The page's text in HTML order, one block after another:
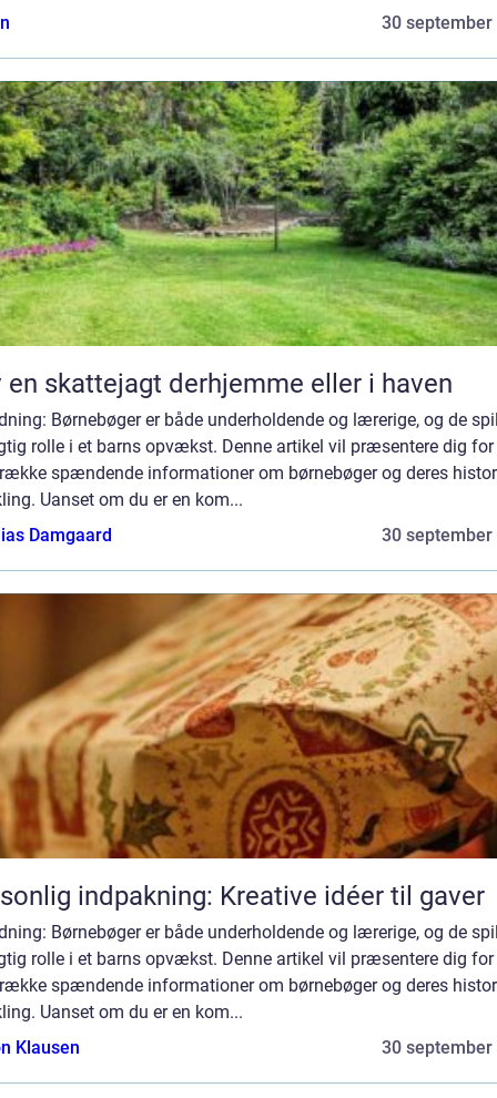
30 september
en skattejagt derhjemme eller i haven
Børnebøger er både underholdende og lærerige, og de
rolle i et barns opvækst. Denne artikel vil præsentere dig for
spændende informationer om børnebøger og deres
Uanset om du er en kom...
Damgaard
30 september
indpakning: Kreative idéer til gaver
Børnebøger er både underholdende og lærerige, og de
rolle i et barns opvækst. Denne artikel vil præsentere dig for
spændende informationer om børnebøger og deres
Uanset om du er en kom...
Klausen
30 september